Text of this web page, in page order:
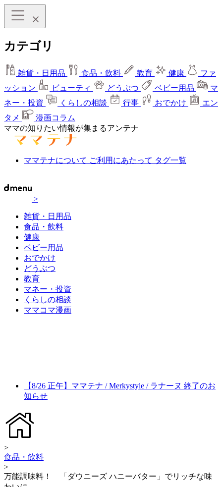
カテゴリ
雑貨・日用品 食品・飲料 教育 健康
ファ
ッション
ビューティ どうぶつ ベビー用品
マ
ネー・投資
くらしの相談 行事 おでかけ
エン
タメ
漫画コラム
ママの知りたい情報が集まるアンテナ
ママテナについて ご利用にあたって タグ一覧
>
雑貨・日用品
食品・飲料
健康
ベビー用品
おでかけ
どうぶつ
教育
マネー・投資
くらしの相談
ママコマ漫画
【8/26 正午】ママテナ / Merkystyle / ラナーヌ 終了のお
知らせ
>
食品・飲料
>
万能調味料！ 「ダウニーズ ハニーバター」でリッチな味